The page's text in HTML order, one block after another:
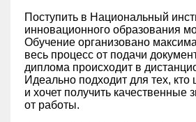
Поступить в Национальный
инновационного образования
Обучение организовано
весь процесс от подачи
диплома происходит в
Идеально подходит для тех, кто
и хочет получить качественные
от работы.